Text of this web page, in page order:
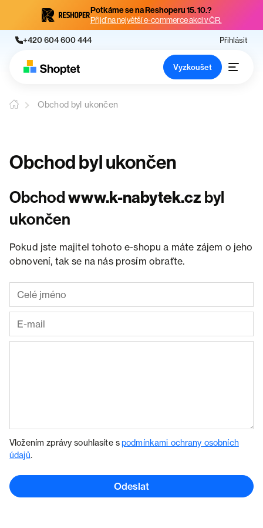
Potkáme se na Reshoperu 15. 10.?
Přijď na největší e-commerce akci v ČR.
+420 604 600 444 Přihlásit
Vyzkoušet
Obchod byl ukončen
Obchod byl ukončen
Obchodwww.k-nabytek.cz byl
ukončen
Pokud jste majitel tohoto e-shopu a máte zájem o jeho
obnovení, tak se na nás prosím obraťte.
Vložením zprávy souhlasíte spodmínkami ochrany osobních
údajů.
Odeslat